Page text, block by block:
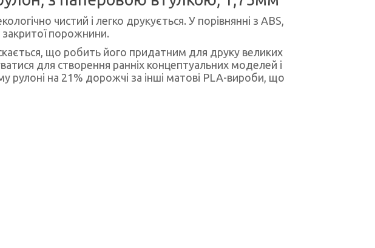
чистий і легко друкується. У порівнянні з ABS,
закритої порожнини.
що робить його придатним для друку великих
для створення ранніх концептуальних моделей і
на 21% дорожчі за інші матові PLA-вироби, що